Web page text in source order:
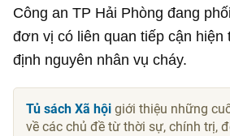
Công an TP Hải Phòng đang
đơn vị có liên quan tiếp cận
định nguyên nhân vụ cháy.
Tủ sách Xã hội giới thiệu những
về các chủ đề từ thời sự, chính trị,